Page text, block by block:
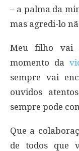
– a palma da
mas agredi-lo
Meu filho vai
momento da
sempre vai
ouvidos
sempre pode
Que a
de todos que